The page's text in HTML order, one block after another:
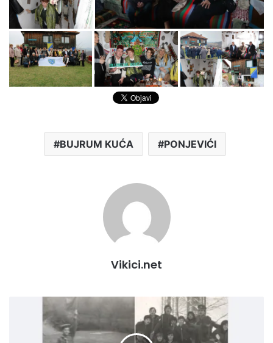
BUJRUM KUĆA PONJEVIĆI
Vikici.net
NASTAVA